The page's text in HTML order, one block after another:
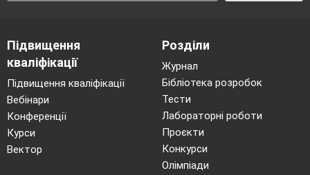
- динамічні;
- об'ємні.
3. За ступенем герметизації:
- відкриті;
- напівгерметичні;
- герметичні.
4. За холодопродуктивністю:
Підвищення
кваліфікації
Підвищення кваліфікації
Вебінари
Конференції
Курси
Вектор
Розділи
Журнал
Бібліотека розробок
Тести
Лабораторні роботи
Проєкти
Конкурси
Олімпіади